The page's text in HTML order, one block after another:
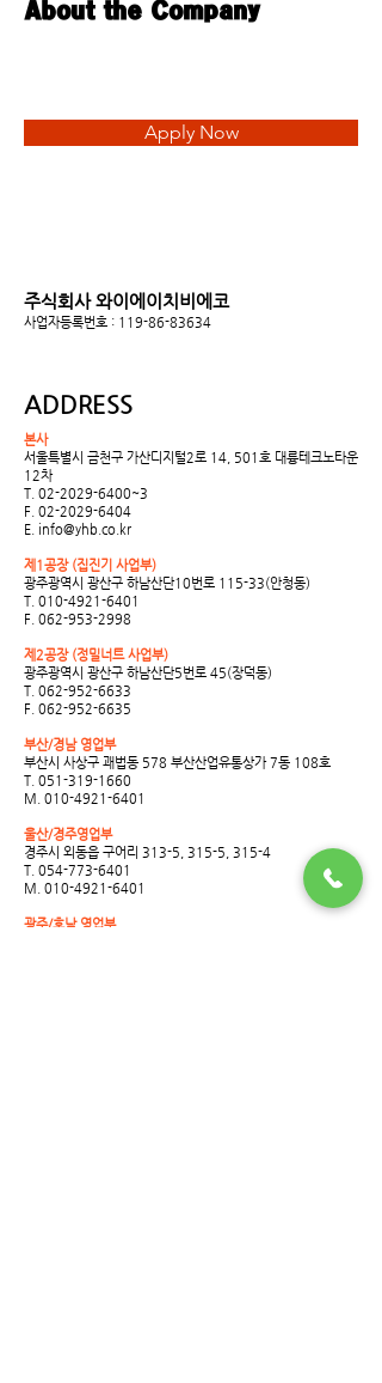
About the Company
Apply Now
주식회사 와이에이치비에코
사업자등록번호 : 119-86-83634
ADDRESS
본사
서울특별시 금천구 가산디지털2로 14, 501호 대륭테크노타운
12차
T. 02-2029-6400~3
F. 02-2029-6404
E. info@yhb.co.kr
제1공장 (집진기 사업부)
광주광역시 광산구 하남산단10번로 115-33(안청동)
T. 010-4921-6401
F. 062-953-2998
제2공장 (정밀너트 사업부)
광주광역시 광산구 하남산단5번로 45(장덕동)
T. 062-952-6633
F. 062-952-6635
​부산/경남 영업부
부산시 사상구 괘법동 578 부산산업유통상가 7동 108호
T. 051-319-1660
M. 010-4921-6401
울산/경주영업부
경주시 외동읍 구어리 313-5, 315-5, 315-4
T. 054-773-6401
M. 010-4921-6401
광주/호남 영업부